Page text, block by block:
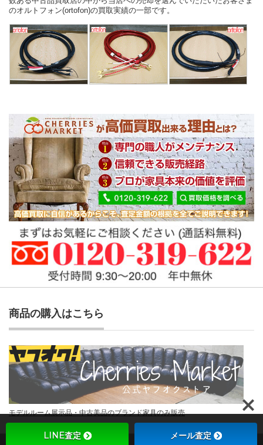
のオルトフォン(ortofon)の買取実績の一部です。
商品の購入はこちら
モデルルーム展示品・中古美品のブランド家具のみ販売
LINE査定 メール査定